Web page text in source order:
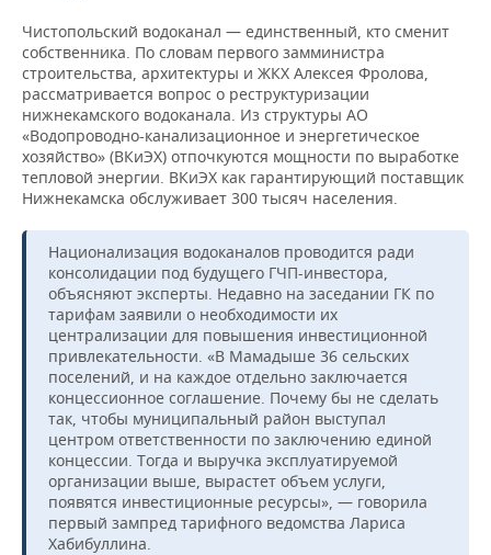
Чистопольский водоканал — единственный, кто сменит
собственника. По словам первого замминистра
строительства, архитектуры и ЖКХ Алексея Фролова,
рассматривается вопрос о реструктуризации
нижнекамского водоканала. Из структуры АО
«Водопроводно-канализационное и энергетическое
хозяйство» (ВКиЭХ) отпочкуются мощности по выработке
тепловой энергии. ВКиЭХ как гарантирующий поставщик
Нижнекамска обслуживает 300 тысяч населения.
Национализация водоканалов проводится ради
консолидации под будущего ГЧП-инвестора,
объясняют эксперты. Недавно на заседании ГК по
тарифам заявили о необходимости их
централизации для повышения инвестиционной
привлекательности. «В Мамадыше 36 сельских
поселений, и на каждое отдельно заключается
концессионное соглашение. Почему бы не сделать
так, чтобы муниципальный район выступал
центром ответственности по заключению единой
концессии. Тогда и выручка эксплуатируемой
организации выше, вырастет объем услуги,
появятся инвестиционные ресурсы», — говорила
первый зампред тарифного ведомства Лариса
Хабибуллина.